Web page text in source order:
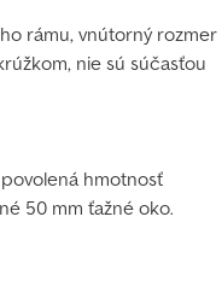
rámu, vnútorný rozmer
nie sú súčasťou
hmotnosť
50 mm ťažné oko.